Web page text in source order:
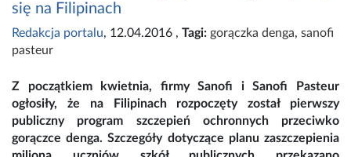
się na Filipinach
Redakcja portalu, 12.04.2016 , Tagi: gorączka denga, sanofi
pasteur
Z początkiem kwietnia, firmy Sanofi i Sanofi Pasteur
ogłosiły, że na Filipinach rozpoczęty został pierwszy
publiczny program szczepień ochronnych przeciwko
gorączce denga. Szczegóły dotyczące planu zaszczepienia